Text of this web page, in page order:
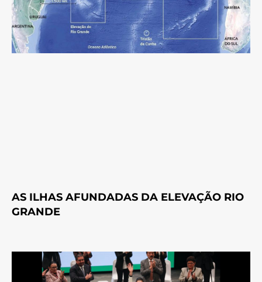
AS ILHAS AFUNDADAS DA ELEVAÇÃO RIO
GRANDE